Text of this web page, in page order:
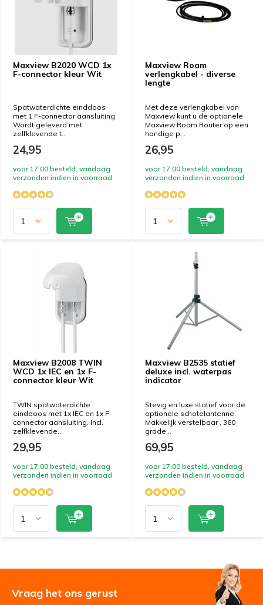
Maxview B2020 WCD 1x
F-connector kleur Wit
Spatwaterdichte einddoos
met 1 F-connector aansluiting.
Wordt geleverd met
zelfklevende t...
24,95
voor 17:00 besteld, vandaag
verzonden indien in voorraad
Maxview Roam
verlengkabel - diverse
lengte
Met deze verlengkabel van
Maxview kunt u de optionele
Maxview Roam Router op een
handige p...
26,95
voor 17:00 besteld, vandaag
verzonden indien in voorraad
Maxview B2008 TWIN
WCD 1x IEC en 1x F-
connector kleur Wit
TWIN spatwaterdichte
einddoos met 1x IEC en 1x F-
connector aansluiting. Incl.
zelfklevende...
29,95
voor 17:00 besteld, vandaag
verzonden indien in voorraad
Maxview B2535 statief
deluxe incl. waterpas
indicator
Stevig en luxe statief voor de
optionele schotelantenne.
Makkelijk verstelbaar , 360
grade...
69,95
voor 17:00 besteld, vandaag
verzonden indien in voorraad
Vraag het ons gerust